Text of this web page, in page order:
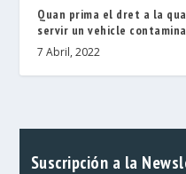
Quan prima el dret a la
servir un vehicle
7 Abril, 2022
Suscripción a la